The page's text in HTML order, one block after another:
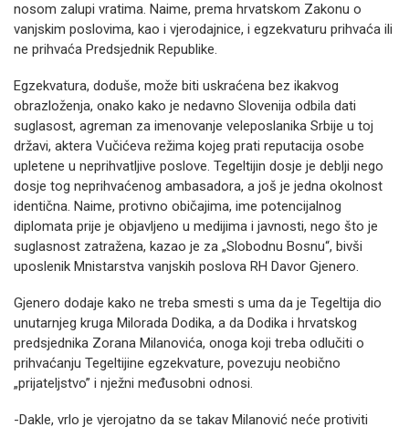
nosom zalupi vratima. Naime, prema hrvatskom Zakonu o
vanjskim poslovima, kao i vjerodajnice, i egzekvaturu prihvaća ili
ne prihvaća Predsjednik Republike.
Egzekvatura, doduše, može biti uskraćena bez ikakvog
obrazloženja, onako kako je nedavno Slovenija odbila dati
suglasost, agreman za imenovanje veleposlanika Srbije u toj
državi, aktera Vučićeva režima kojeg prati reputacija osobe
upletene u neprihvatljive poslove. Tegeltijin dosje je deblji nego
dosje tog neprihvaćenog ambasadora, a još je jedna okolnost
identična. Naime, protivno običajima, ime potencijalnog
diplomata prije je objavljeno u medijima i javnosti, nego što je
suglasnost zatražena, kazao je za „Slobodnu Bosnu“, bivši
uposlenik Mnistarstva vanjskih poslova RH Davor Gjenero.
Gjenero dodaje kako ne treba smesti s uma da je Tegeltija dio
unutarnjeg kruga Milorada Dodika, a da Dodika i hrvatskog
predsjednika Zorana Milanovića, onoga koji treba odlučiti o
prihvaćanju Tegeltijine egzekvature, povezuju neobično
„prijateljstvo” i nježni međusobni odnosi.
-Dakle, vrlo je vjerojatno da se takav Milanović neće protiviti